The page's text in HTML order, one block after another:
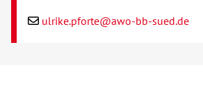
ulrike.pforte@awo-bb-sued.de